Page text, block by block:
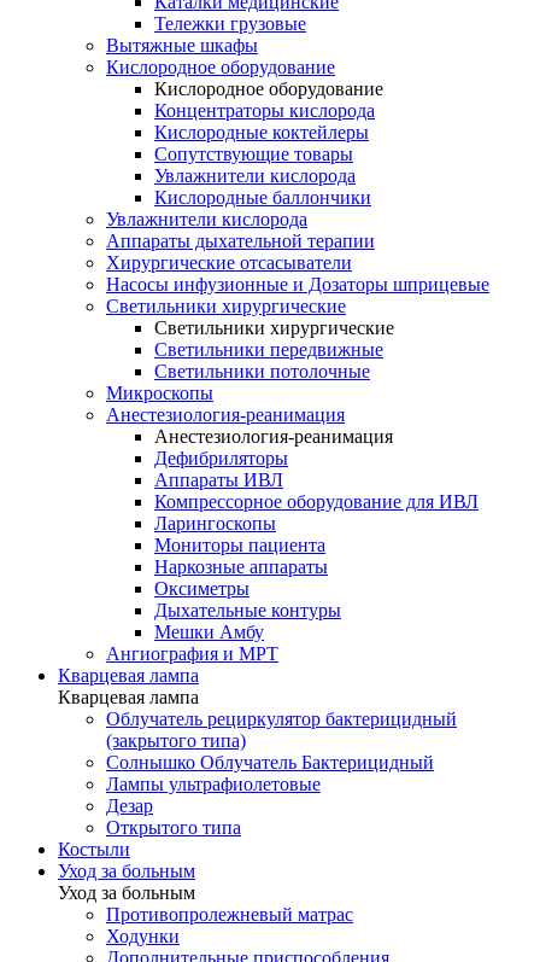
Тележки грузовые
Вытяжные шкафы
Кислородное оборудование
Кислородное оборудование
Концентраторы кислорода
Кислородные коктейлеры
Сопутствующие товары
Увлажнители кислорода
Кислородные баллончики
Увлажнители кислорода
Аппараты дыхательной терапии
Хирургические отсасыватели
Насосы инфузионные и Дозаторы шприцевые
Светильники хирургические
Светильники хирургические
Светильники передвижные
Светильники потолочные
Микроскопы
Анестезиология-реанимация
Анестезиология-реанимация
Дефибриляторы
Аппараты ИВЛ
Компрессорное оборудование для ИВЛ
Ларингоскопы
Мониторы пациента
Наркозные аппараты
Оксиметры
Дыхательные контуры
Мешки Амбу
Ангиография и МРТ
Кварцевая лампа
Кварцевая лампа
Облучатель рециркулятор бактерицидный
(закрытого типа)
Солнышко Облучатель Бактерицидный
Лампы ультрафиолетовые
Дезар
Открытого типа
Костыли
Уход за больным
Уход за больным
Противопролежневый матрас
Ходунки
Дополнительные приспособления